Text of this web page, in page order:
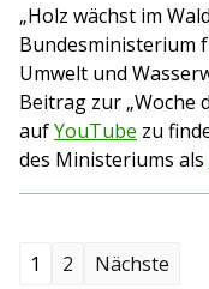
„Holz wächst im
Bundesministerium
Umwelt und
Beitrag zur „Woche
aufYouTube zu
des Ministeriums als
S1 2 Nächste